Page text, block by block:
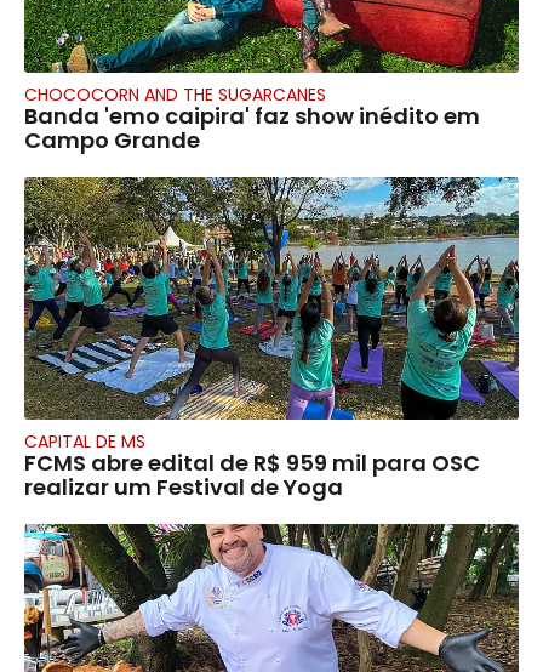
CHOCOCORN AND THE SUGARCANES
Banda 'emo caipira' faz show inédito em
Campo Grande
CAPITAL DE MS
FCMS abre edital de R$ 959 mil para OSC
realizar um Festival de Yoga